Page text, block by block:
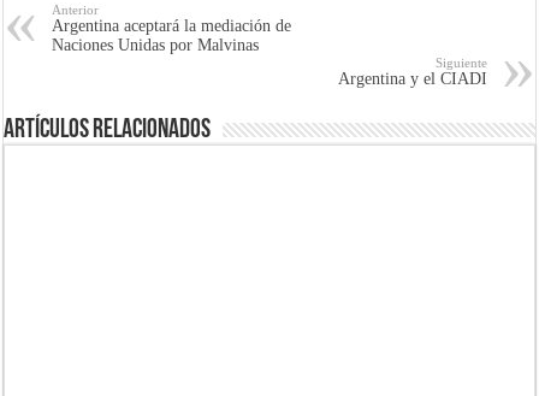
Anterior
Argentina aceptará la mediación de
Naciones Unidas por Malvinas
Siguiente
Argentina y el CIADI
Artículos Relacionados